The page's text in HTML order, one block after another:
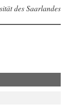
des Saarlandes